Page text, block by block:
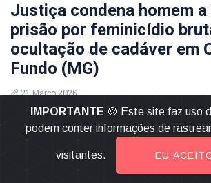
Justiça condena homem
prisão por feminicídio
ocultação de cadáver em
Fundo (MG)
21 Março 2026
LEIA MAISIMPORTANTE 🍪 Este site faz uso
podem conter informações de
visitantes. EU